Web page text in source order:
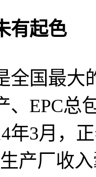
有起色
国最大
、EPC总
年3月，
产厂收